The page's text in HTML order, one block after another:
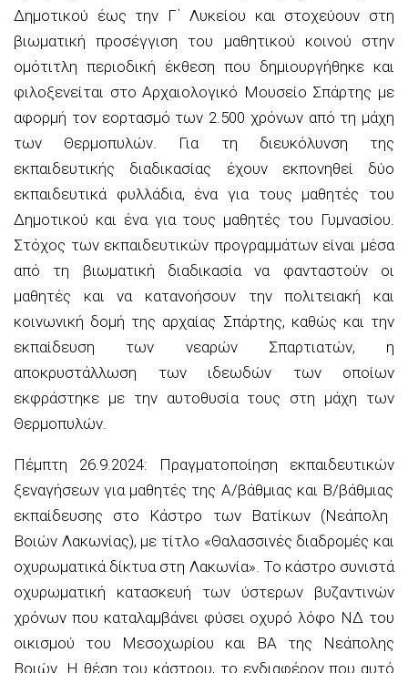
Δημοτικού έως την Γ΄ Λυκείου και στοχεύουν στη
βιωματική προσέγγιση του μαθητικού κοινού στην
ομότιτλη περιοδική έκθεση που δημιουργήθηκε και
φιλοξενείται στο Αρχαιολογικό Μουσείο Σπάρτης με
αφορμή τον εορτασμό των 2.500 χρόνων από τη μάχη
των Θερμοπυλών. Για τη διευκόλυνση της
εκπαιδευτικής διαδικασίας έχουν εκπονηθεί δύο
εκπαιδευτικά φυλλάδια, ένα για τους μαθητές του
Δημοτικού και ένα για τους μαθητές του Γυμνασίου.
Στόχος των εκπαιδευτικών προγραμμάτων είναι μέσα
από τη βιωματική διαδικασία να φανταστούν οι
μαθητές και να κατανοήσουν την πολιτειακή και
κοινωνική δομή της αρχαίας Σπάρτης, καθώς και την
εκπαίδευση των νεαρών Σπαρτιατών, η
αποκρυστάλλωση των ιδεωδών των οποίων
εκφράστηκε με την αυτοθυσία τους στη μάχη των
Θερμοπυλών.
Πέμπτη 26.9.2024: Πραγματοποίηση εκπαιδευτικών
ξεναγήσεων για μαθητές της Α/βάθμιας και Β/βάθμιας
εκπαίδευσης στο Κάστρο των
Βατίκων(Νεάπολη
Βοιών Λακωνίας), με τίτλο «Θαλασσινές διαδρομές και
οχυρωματικά δίκτυα στη Λακωνία». Το κάστρο συνιστά
οχυρωματική κατασκευή των ύστερων βυζαντινών
χρόνων που καταλαμβάνει φύσει οχυρό λόφο ΝΔ του
οικισμού του Μεσοχωρίου και ΒΑ της Νεάπολης
Βοιών. Η θέση του κάστρου, το ενδιαφέρον που αυτό